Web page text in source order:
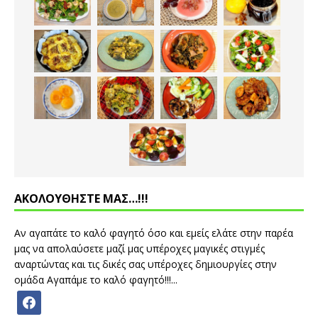
ΑΚΟΛΟΥΘΗΣΤΕ ΜΑΣ…!!!
Αν αγαπάτε το καλό φαγητό όσο και εμείς ελάτε στην παρέα
μας να απολαύσετε μαζί μας υπέροχες μαγικές στιγμές
αναρτώντας και τις δικές σας υπέροχες δημιουργίες στην
ομάδα Αγαπάμε το καλό φαγητό!!!...